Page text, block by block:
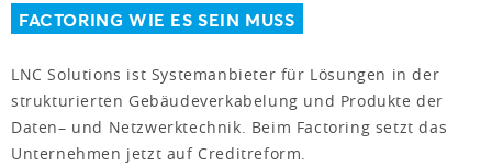
FACTORING WIE ES SEIN MUSS
LNC Solutions ist Systemanbieter für Lösungen in der
strukturierten Gebäudeverkabelung und Produkte der
Daten– und Netzwerktechnik. Beim Factoring setzt das
Unternehmen jetzt auf Creditreform.